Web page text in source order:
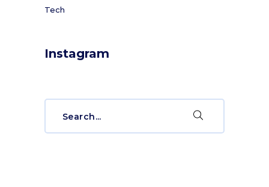
Tech
Instagram